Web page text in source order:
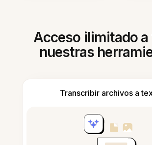
Acceso ilimitado a
nuestras
Transcribir archivos a